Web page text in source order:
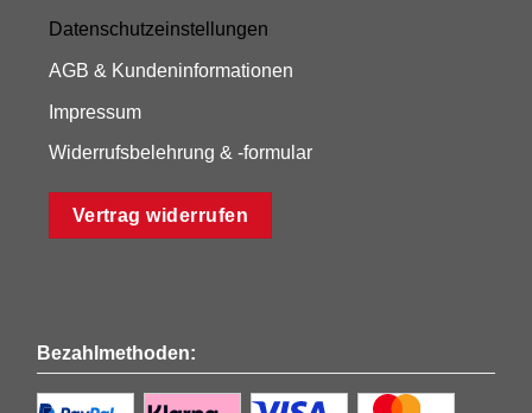
Datenschutzeinstellungen
AGB & Kundeninformationen
Impressum
Widerrufsbelehrung & -formular
Vertrag widerrufen
Bezahlmethoden: